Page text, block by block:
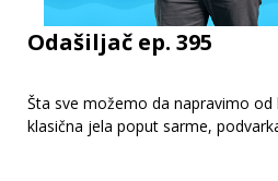
Odašiljač ep. 395
Šta sve možemo da napravimo od
klasična jela poput sarme,